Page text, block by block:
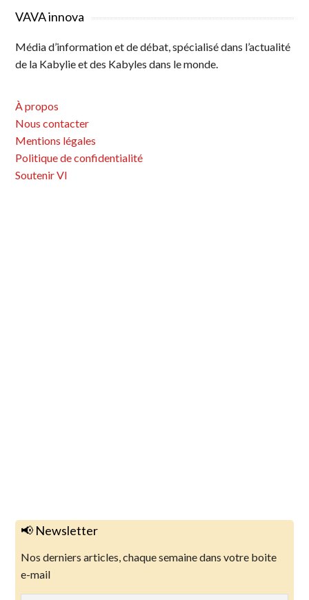
VAVA innova
Média d’information et de débat, spécialisé dans l’actualité
de la Kabylie et des Kabyles dans le monde.
À propos
Nous contacter
Mentions légales
Politique de confidentialité
Soutenir VI
📢 Newsletter
Nos derniers articles, chaque semaine dans votre boite
e-mail